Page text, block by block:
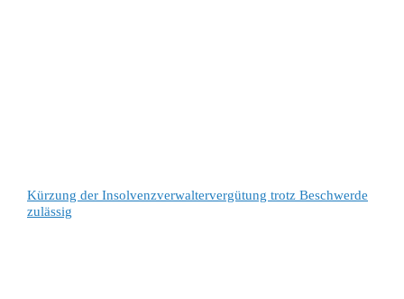
Kürzung der Insolvenzverwaltervergütung trotz Beschwerde
zulässig